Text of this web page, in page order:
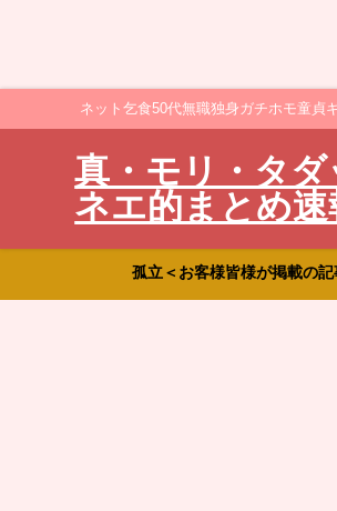
ネット乞食50代無職独身ガチホモ童貞
真・モリ・タ
ネエ的まとめ速
孤立＜お客様皆様が掲載の